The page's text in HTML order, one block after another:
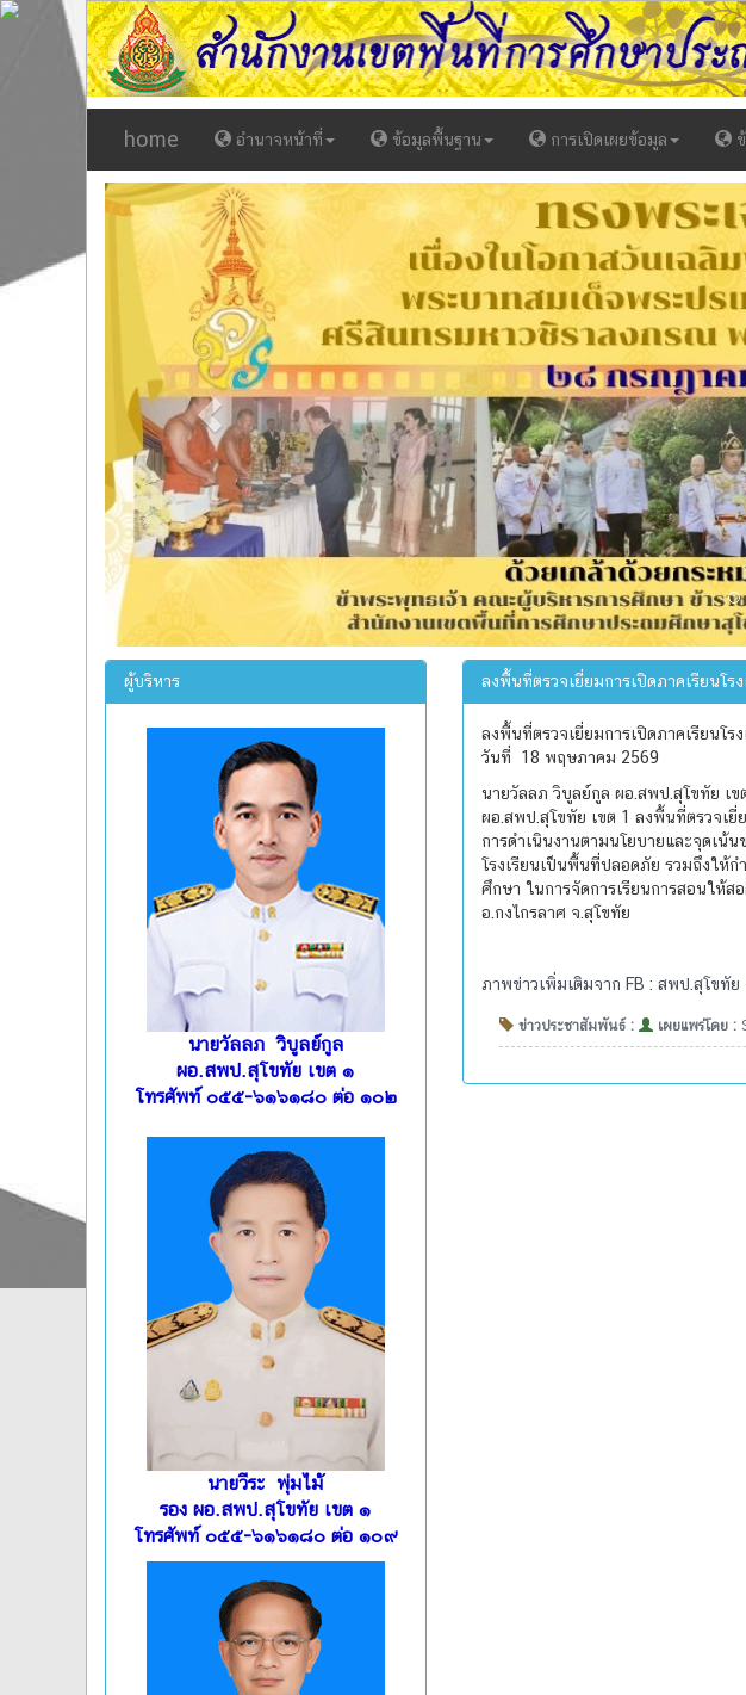
home อำนาจหน้าที่ ข้อมูลพื้นฐาน การเปิดเผยข้อมูล
Previous
ผู้บริหาร
นายวัลลภ วิบูลย์กูล
ผอ.สพป.สุโขทัย เขต ๑
โทรศัพท์ ๐๕๕-๖๑๖๑๘๐ ต่อ ๑๐๒
นายวีระ พุ่มไม้
รอง ผอ.สพป.สุโขทัย เขต ๑
โทรศัพท์ ๐๕๕-๖๑๖๑๘๐ ต่อ ๑๐๙
ลงพื้นที่ตรวจเยี่ยมการเปิดภาคเรียนโร
ลงพื้นที่ตรวจเยี่ยมการเปิดภาคเรียนโร
วันที่ 18 พฤษภาคม 2569
นายวัลลภ วิบูลย์กูล ผอ.สพป.สุโขทัย เ
ผอ.สพป.สุโขทัย เขต 1 ลงพื้นที่ตรวจเยี่
การดำเนินงานตามนโยบายและจุดเน้
โรงเรียนเป็นพื้นที่ปลอดภัย รวมถึงให้
ศึกษา ในการจัดการเรียนการสอนให้
อ.กงไกรลาศ จ.สุโขทัย
ภาพข่าวเพิ่มเติมจาก FB : สพป.สุโขทัย
ข่าวประชาสัมพันธ์ : เผยแพร่โดย :